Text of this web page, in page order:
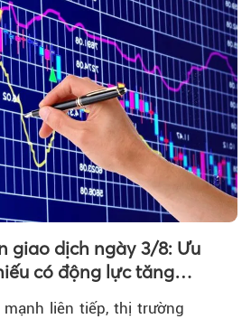
giao dịch ngày 3/8: Ưu
có động lực tăng
liên tiếp, thị trường